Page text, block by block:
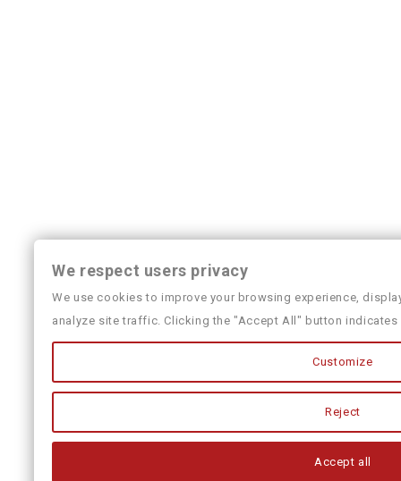
We respect users privacy
We use cookies to improve your browsing experience,
analyze site traffic. Clicking the "Accept All" button
Customize
Reject
Accept all